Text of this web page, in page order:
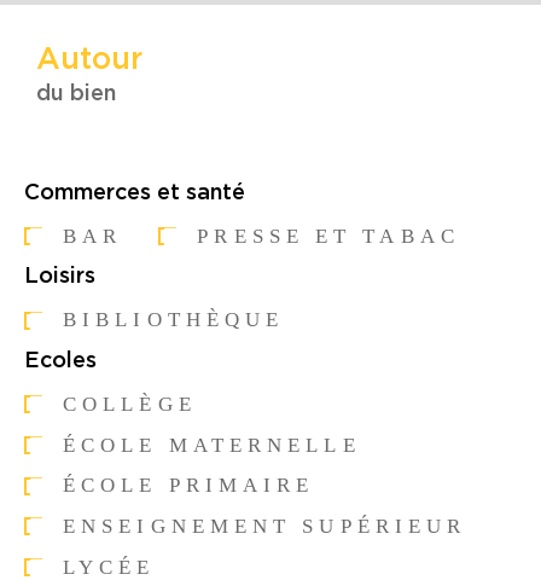
Autour
du bien
Commerces et santé
BAR PRESSE ET TABAC
Loisirs
BIBLIOTHÈQUE
Ecoles
COLLÈGE
ÉCOLE MATERNELLE
ÉCOLE PRIMAIRE
ENSEIGNEMENT SUPÉRIEUR
LYCÉE